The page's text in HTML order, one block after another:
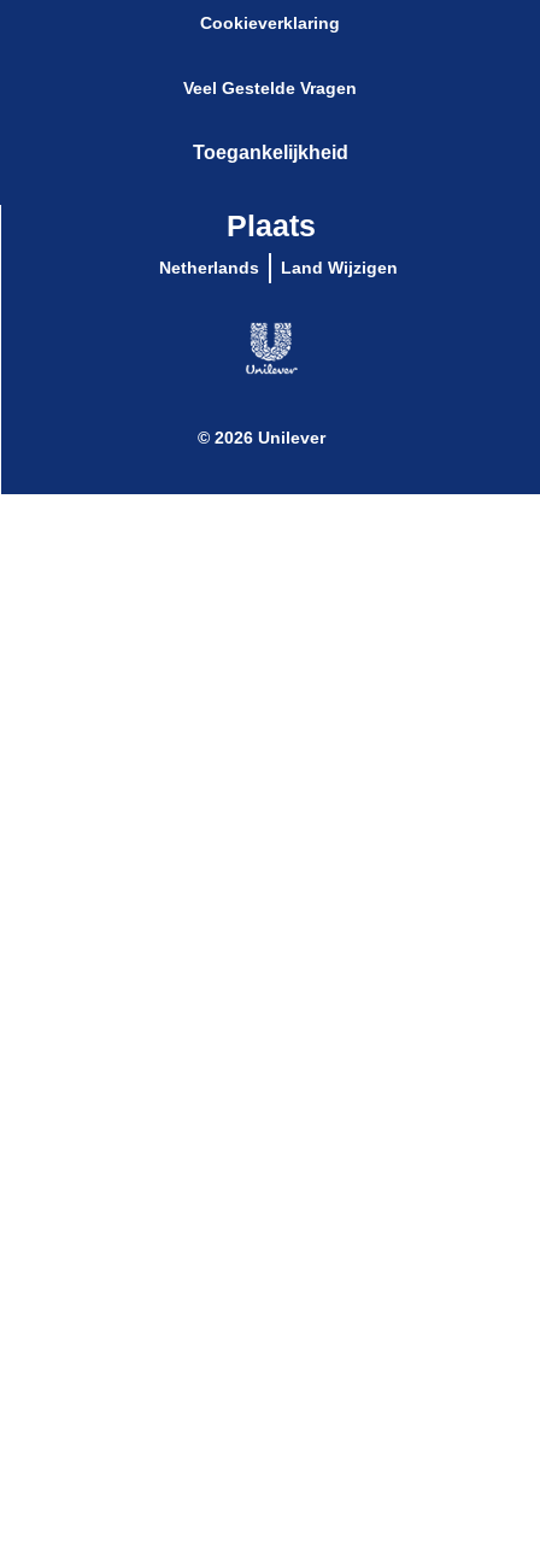
Cookieverklaring
Cookie-instellingen
Veel Gestelde Vragen
Toegankelijkheid
Plaats
Netherlands Land Wijzigen